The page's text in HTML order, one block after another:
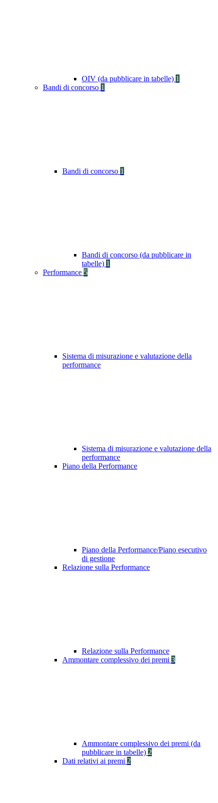
OIV (da pubblicare in tabelle) 1
Bandi di concorso 1
Bandi di concorso 1
Bandi di concorso (da pubblicare in
tabelle) 1
Performance 5
Sistema di misurazione e valutazione della
performance
Sistema di misurazione e valutazione della
performance
Piano della Performance
Piano della Performance/Piano esecutivo
di gestione
Relazione sulla Performance
Relazione sulla Performance
Ammontare complessivo dei premi 3
Ammontare complessivo dei premi (da
pubblicare in tabelle) 2
Dati relativi ai premi 2